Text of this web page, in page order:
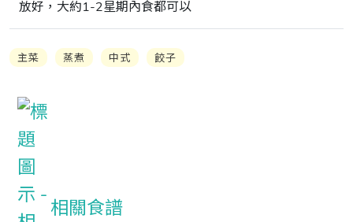
放好，大約1-2星期內食都可以
主菜 蒸煮 中式 餃子
相關食譜